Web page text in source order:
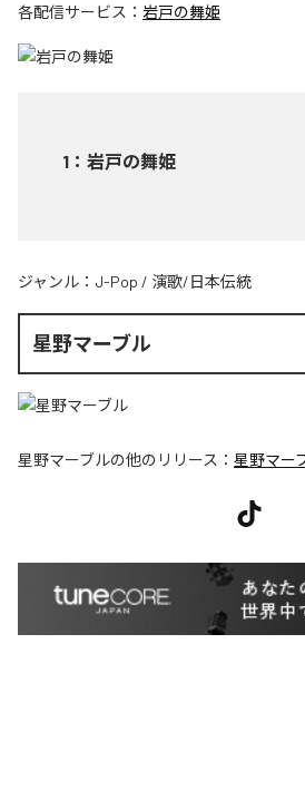
各配信サービス： 岩戸の舞姫
1 ： 岩戸の舞姫
ジャンル： J-Pop / 演歌/日本伝統
星野マーブル
星野マーブルの他のリリース： 星野マー